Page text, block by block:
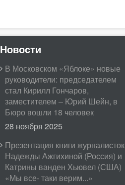
Новости
В Московском «Яблоке» новые
руководители: председателем
стал Кирилл Гончаров,
заместителем – Юрий Шейн, в
Бюро вошли 18 человек
28 ноября 2025
Презентация книги журналисток
Надежды Ажгихиной (Россия) и
Катрины ванден Хьювел (США)
«Мы все- таки верим...»